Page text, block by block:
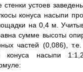
устоев
конуса насыпи
на 0,4 м.
сумме высоты
частей (0,086),
конуса насыпи